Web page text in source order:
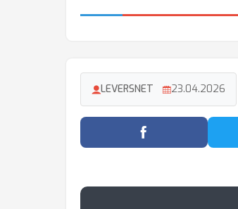
LEVERSNET 23.04.2026
Facebook'ta